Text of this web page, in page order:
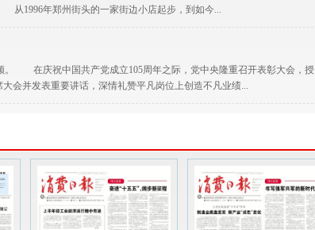
1996年郑州街头的一家街边小店起步，到如今...
在庆祝中国共产党成立105周年之际，党中央隆重召开表彰大会，授
会并发表重要讲话，深情礼赞平凡岗位上创造不凡业绩...
之所以选择中国共产党，根本在于我们党具有其他政党和政治力量无可
江山就是人民、人民就是江山，坚持...